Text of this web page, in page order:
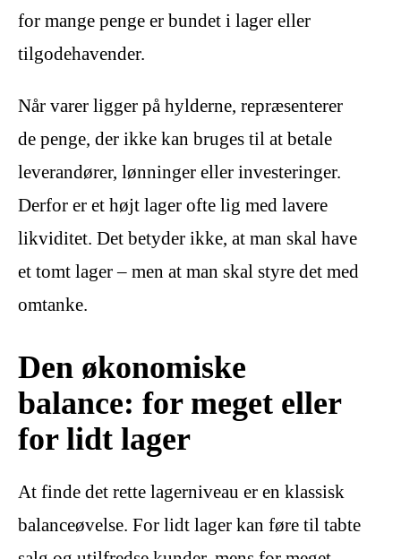
for mange penge er bundet i lager eller
tilgodehavender.
Når varer ligger på hylderne, repræsenterer
de penge, der ikke kan bruges til at betale
leverandører, lønninger eller investeringer.
Derfor er et højt lager ofte lig med lavere
likviditet. Det betyder ikke, at man skal have
et tomt lager – men at man skal styre det med
omtanke.
Den økonomiske
balance: for meget eller
for lidt lager
At finde det rette lagerniveau er en klassisk
balanceøvelse. For lidt lager kan føre til tabte